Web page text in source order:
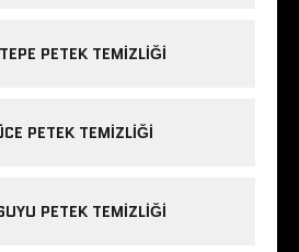
PETEK TEMIZLIĞI
PETEK TEMIZLIĞI
PETEK TEMIZLIĞI